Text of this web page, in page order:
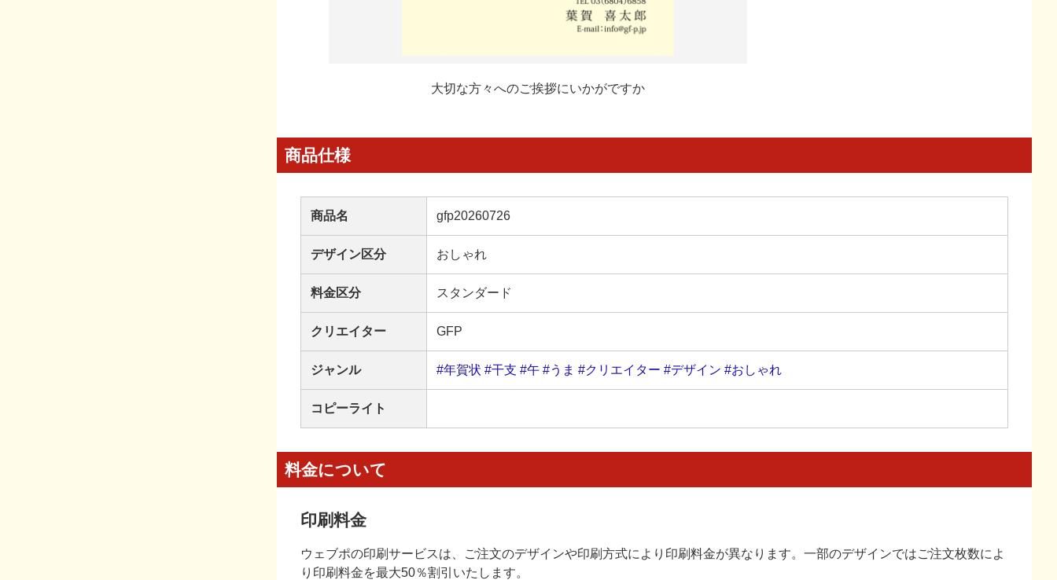
大切な方々へのご挨拶にいかがですか
商品仕様
商品名 gfp20260726
デザイン区分 おしゃれ
料金区分 スタンダード
クリエイター GFP
ジャンル #年賀状 #干支 #午 #うま #クリエイター #デザイン #おしゃれ
コピーライト
料金について
印刷料金
ウェブポの印刷サービスは、ご注文のデザインや印刷方式により印刷料金が異なります。一部のデザインではご注文枚数によ
り印刷料金を最大50％割引いたします。